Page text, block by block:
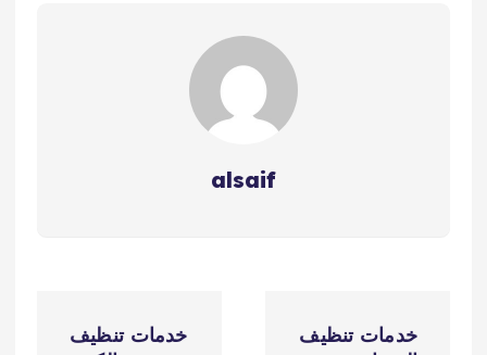
alsaif
خدمات تنظيف
خدمات تنظيف